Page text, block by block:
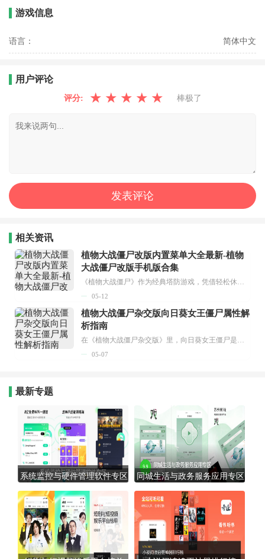
游戏信息
语言： 简体中文
用户评论
评分: ★ ★ ★ ★ ★ 棒极了
相关资讯
植物大战僵尸改版内置菜单大全最新-植物
大战僵尸改版手机版合集
《植物大战僵尸》作为经典塔防游戏，凭借轻松休闲的玩法和趣味的设定，多年来热度不减。而玩家自制的各类改版，更是为游戏注入了全新活力，加入了独特机制、魔改植物与僵尸、等丰富内容，玩法更具挑战性和趣味性。今天就为大家盘点四款超人气《植物大战僵尸》改版手机版，每款都有专属特色，解锁全内容，随时随地畅玩，下面一起来看看吧！...
05-12
植物大战僵尸杂交版向日葵女王僵尸属性解
析指南
在《植物大战僵尸杂交版》里，向日葵女王僵尸是个集输出、辅助和资源生产能力于一身的特殊僵尸单位。它不仅能对范围内的友方单位施加强化效果，还拥有持续的火焰压制技能，到了游戏中后期会成为相当棘手的对手。...
05-07
最新专题
系统监控与硬件管理软件专区 同城生活与政务服务应用专区